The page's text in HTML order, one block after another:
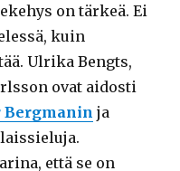
on tärkeä. Ei
kuin
Ulrika Bengts,
ovat aidosti
ja
että se on